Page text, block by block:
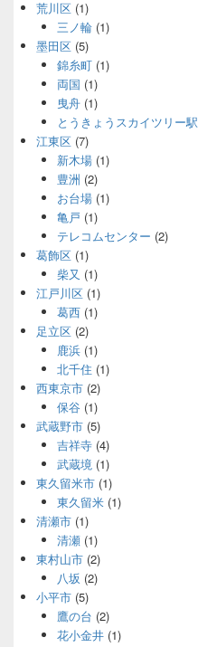
荒川区 (1)
三ノ輪(1)
墨田区 (5)
錦糸町(1)
両国 (1)
曳舟(1)
とうきょうスカイツリー駅
江東区 (7)
新木場(1)
豊洲 (2)
お台場(1)
亀戸 (1)
テレコムセンター (2)
葛飾区 (1)
柴又 (1)
江戸川区 (1)
葛西(1)
足立区 (2)
鹿浜(1)
北千住 (1)
西東京市 (2)
保谷(1)
武蔵野市 (5)
吉祥寺(4)
武蔵境 (1)
東久留米市 (1)
東久留米(1)
清瀬市 (1)
清瀬(1)
東村山市 (2)
八坂 (2)
小平市 (5)
鷹の台 (2)
花小金井(1)